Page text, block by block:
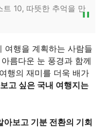
10, 따뜻한 추억을 만
여행을 계획하는 사람들
름다운 눈 풍경과 함께
행의 재미를 더욱 배가
고 싶은 국내 여행지는
보고 기분 전환의 기회